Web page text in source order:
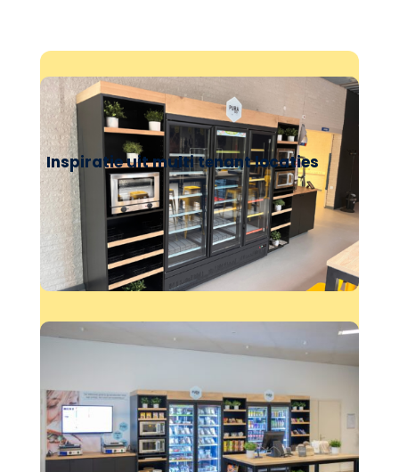
Inspiratie uit multi tenant locaties